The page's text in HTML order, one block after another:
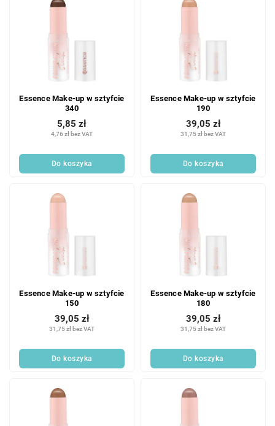
Essence Make-up w sztyfcie
340
4,76 zł bez VAT
5,85 zł
Do koszyka
Essence Make-up w sztyfcie
190
31,75 zł bez VAT
39,05 zł
Do koszyka
Essence Make-up w sztyfcie
150
31,75 zł bez VAT
39,05 zł
Do koszyka
Essence Make-up w sztyfcie
180
31,75 zł bez VAT
39,05 zł
Do koszyka